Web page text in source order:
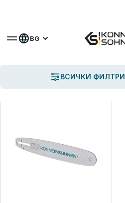
BG
Всички продукти
ВСИЧКИ ФИЛТРИ